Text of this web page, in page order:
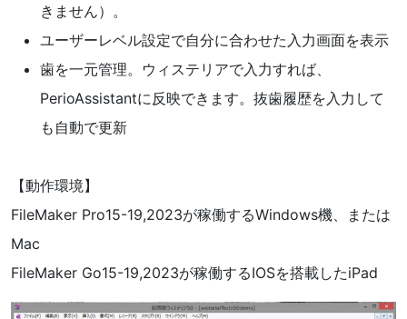
きません）。
ユーザーレベル設定で自分に合わせた入力画面を表示
歯を一元管理。ウィステリアで入力すれば、
PerioAssistantに反映できます。抜歯履歴を入力して
も自動で更新
【動作環境】
FileMaker Pro15-19,2023が稼働するWindows機、または
Mac
FileMaker Go15-19,2023が稼働するIOSを搭載したiPad